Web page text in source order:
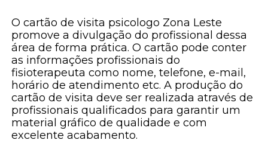
O cartão de visita psicologo Zona Leste
promove a divulgação do profissional dessa
área de forma prática. O cartão pode conter
as informações profissionais do
fisioterapeuta como nome, telefone, e-mail,
horário de atendimento etc. A produção do
cartão de visita deve ser realizada através de
profissionais qualificados para garantir um
material gráfico de qualidade e com
excelente acabamento.